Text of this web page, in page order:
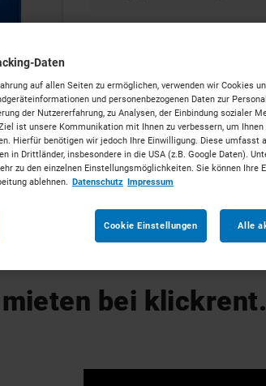
Ab dem*
Weiterer
bei
Daten
auf allen Seiten zu ermöglichen, verwenden wir Cookies
und personenbezogenen Daten zur
der Nutzererfahrung, zu Analysen, der Einbindung sozialer
ist unsere Kommunikation mit Ihnen zu verbessern, um Ihnen
Hierfür benötigen wir jedoch Ihre Einwilligung. Diese umfasst
in Drittländer, insbesondere in die USA (z.B. Google Daten).
zu den einzelnen Einstellungsmöglichkeiten. Sie können Ihre
ablehnen. Datenschutz Impressum
Alle
Cookie Einstellungen